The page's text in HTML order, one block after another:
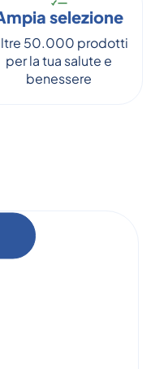
selezione
50.000 prodotti
per la tua salute e
benessere